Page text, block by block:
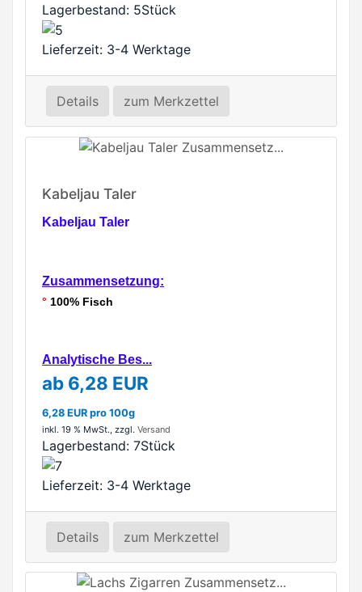
Lagerbestand: 5Stück
Lieferzeit: 3-4 Werktage
Details zum Merkzettel
Kabeljau Taler
Kabeljau Taler
Zusammensetzung:
° 100% Fisch
Analytische Bes...
ab 6,28 EUR
6,28 EUR pro 100g
inkl. 19 % MwSt. , zzgl. Versand
Lagerbestand: 7Stück
Lieferzeit: 3-4 Werktage
Details zum Merkzettel